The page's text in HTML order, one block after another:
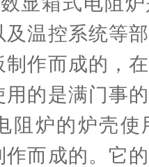
及温控系统等
制作而成的，
用的是满门事
阻炉的炉壳
而成的。它